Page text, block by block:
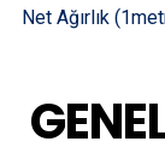
Net Ağırlık